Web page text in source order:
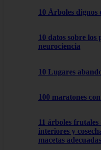
10 Árboles dignos
10 datos sobre los
neurociencia
10 Lugares
100 maratones
11 árboles
interiores y
macetas adecuadas